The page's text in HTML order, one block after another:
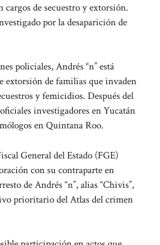
cargos de secuestro y extorsión.
por la desaparición de
policiales, Andrés “n” está
extorsión de familias que invaden
y femicidios. Después del
investigadores en Yucatán
en Quintana Roo.
General del Estado (FGE)
con su contraparte en
de Andrés “n”, alias “Chivis”,
prioritario del Atlas del crimen